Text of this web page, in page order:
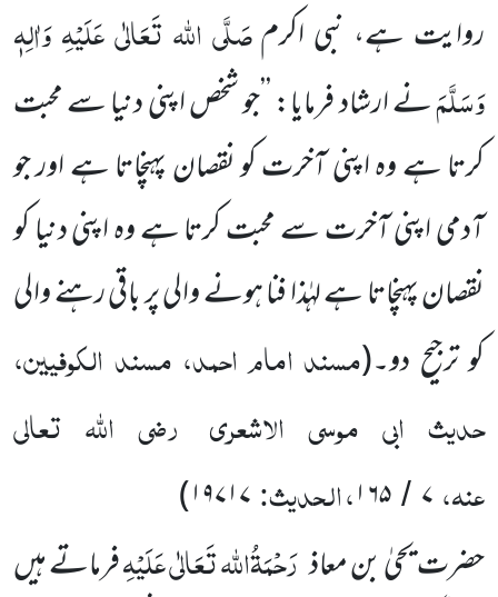
روایت ہے، نبی اکرمصَلَّی اللہ تَعَالٰی عَلَیْہِ وَاٰلِہٖ
وَسَلَّمَنے ارشاد فرمایا: ’’جو شخص اپنی دنیا سے محبت
کرتا ہے وہ اپنی آخرت کو نقصان پہنچاتا ہے اور جو
آدمی اپنی آخرت سے محبت کرتا ہے وہ اپنی دنیا کو
نقصان پہنچاتا ہے لہٰذا فنا ہونے والی پر باقی رہنے والی
کو ترجیح دو۔(مسند امام احمد، مسند الکوفیین،
حدیث ابی موسی الاشعری رضی اللّٰہ تعالی
عنہ،۷ / ۱۶۵، الحدیث:۱۹۷۱۷)
حضرت یحیٰ بن معاذرَحْمَۃُاللہ تَعَالٰی عَلَیْہِفرماتے ہیں